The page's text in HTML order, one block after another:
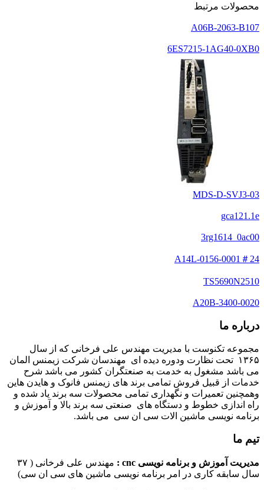
محصولات مرتبط
A06B-2063-B107
6ES7215-1AG40-0XB0
MDS-D-SVJ3-03
gca121.1e
3rg1614_0ac00
A14L-0156-0001＃24
TS5690N2510
A20B-3400-0020
درباره ما
مجموعه تکنوست با مدیریت مهندس علی فرخانی که از سال
۱۳۶۵ تحت نظارت ودوره دیده ای مهندسان شرکت زیمنس المان
می باشد مشغول به خدمت به صنعتگران کشور می باشد شرح
خدمات از قبیل فروش تمامی برند های زیمنس فانوک و هایدن هاین
وهمچنین تعمیرات و نگهداری تمامی محصولات سه برند یاد شده و
راه اندازی خطوط و دستگاه های صنعتی سه برند بالا و آموزش و
برنامه نویسی ماشین الات سی ان سی می باشد.
تیم ما
مدیریت آموزش و برنامه نویسی cnc :
مهندس علی فرخانی ( ۳۷
سال سابقه کاری در امر برنامه نویسی ماشین های سی ان سی)